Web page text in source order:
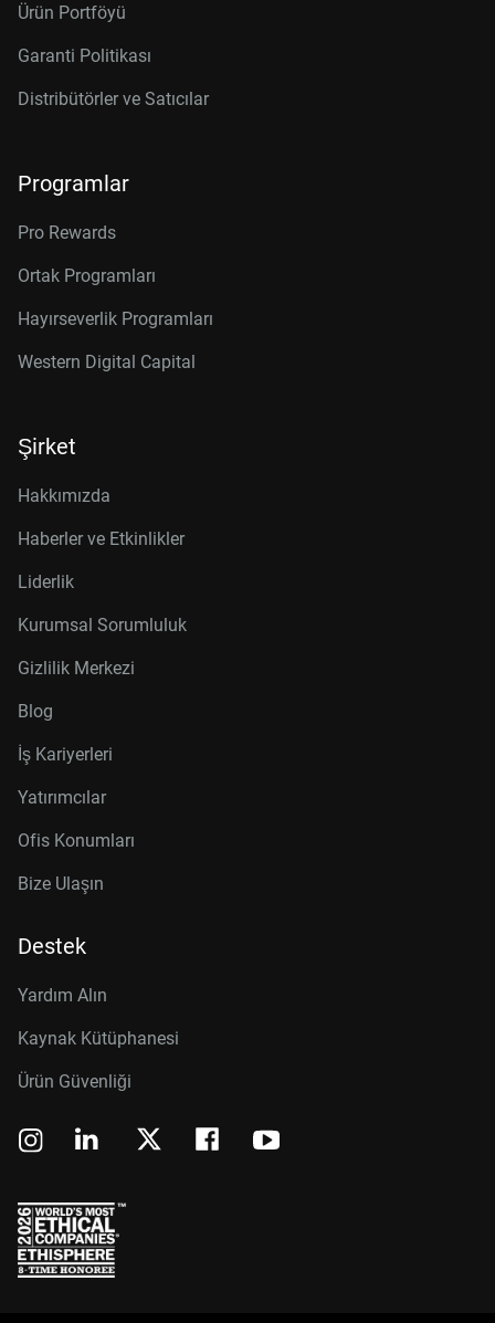
Ürün Portföyü
Garanti Politikası
Distribütörler ve Satıcılar
Programlar
Pro Rewards
Ortak Programları
Hayırseverlik Programları
Western Digital Capital
Şirket
Hakkımızda
Haberler ve Etkinlikler
Liderlik
Kurumsal Sorumluluk
Gizlilik Merkezi
Blog
İş Kariyerleri
Yatırımcılar
Ofis Konumları
Bize Ulaşın
Destek
Yardım Alın
Kaynak Kütüphanesi
Ürün Güvenliği